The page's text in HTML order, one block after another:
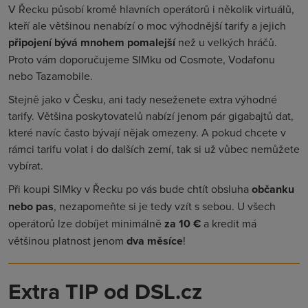
V Řecku působí kromě hlavních operátorů i několik virtuálů,
kteří ale většinou nenabízí o moc výhodnější tarify a jejich
připojení bývá mnohem pomalejšínež u velkých hráčů.
Proto vám doporučujeme SIMku od Cosmote, Vodafonu
nebo Tazamobile.
Stejně jako v Česku, ani tady neseženete extra výhodné
tarify. Většina poskytovatelů nabízí jenom pár gigabajtů dat,
které navíc často bývají nějak omezeny. A pokud chcete v
rámci tarifu volat i do dalších zemí, tak si už vůbec nemůžete
vybírat.
Při koupi SIMky v Řecku po vás bude chtít obsluhaobčanku
nebo pas, nezapomeňte si je tedy vzít s sebou. U všech
operátorů lze dobíjet minimálně za 10 € a kredit má
většinou platnost jenom dva měsíce!
Extra TIP od DSL.cz